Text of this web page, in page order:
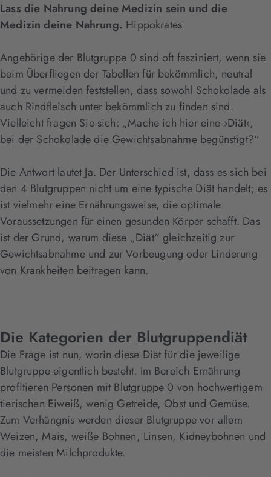
Lass die Nahrung deine Medizin sein und die
Medizin deine Nahrung. Hippokrates
Angehörige der Blutgruppe 0 sind oft fasziniert, wenn sie
beim Überfliegen der Tabellen für bekömmlich, neutral
und zu vermeiden feststellen, dass sowohl Schokolade als
auch Rindfleisch unter bekömmlich zu finden sind.
Vielleicht fragen Sie sich: „Mache ich hier eine ›Diät‹,
bei der Schokolade die Gewichtsabnahme begünstigt?“
Die Antwort lautet Ja. Der Unterschied ist, dass es sich bei
den 4 Blutgruppen nicht um eine typische Diät handelt; es
ist vielmehr eine Ernährungsweise, die optimale
Voraussetzungen für einen gesunden Körper schafft. Das
ist der Grund, warum diese „Diät“ gleichzeitig zur
Gewichtsabnahme und zur Vorbeugung oder Linderung
von Krankheiten beitragen kann.
Die Kategorien der Blutgruppendiät
Die Frage ist nun, worin diese Diät für die jeweilige
Blutgruppe eigentlich besteht. Im Bereich Ernährung
profitieren Personen mit Blutgruppe 0 von hochwertigem
tierischen Eiweiß, wenig Getreide, Obst und Gemüse.
Zum Verhängnis werden dieser Blutgruppe vor allem
Weizen, Mais, weiße Bohnen, Linsen, Kidneybohnen und
die meisten Milchprodukte.